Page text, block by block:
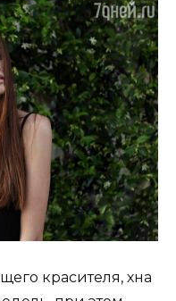
красителя, хна